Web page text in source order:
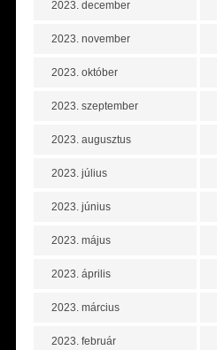
2023. december
2023. november
2023. október
2023. szeptember
2023. augusztus
2023. július
2023. június
2023. május
2023. április
2023. március
2023. február